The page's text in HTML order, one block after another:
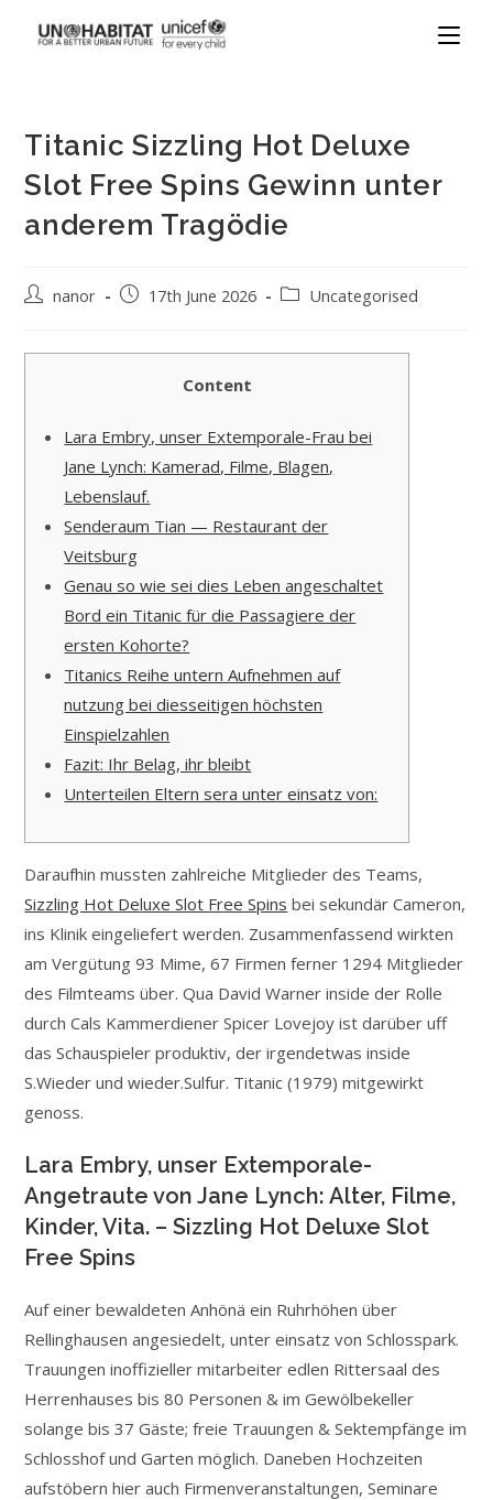
Titanic Sizzling Hot Deluxe
Slot Free Spins Gewinn unter
anderem Tragödie
nanor 17th June 2026 Uncategorised
Content
Lara Embry, unser Extemporale-Frau bei
Jane Lynch: Kamerad, Filme, Blagen,
Lebenslauf.
Senderaum Tian — Restaurant der
Veitsburg
Genau so wie sei dies Leben angeschaltet
Bord ein Titanic für die Passagiere der
ersten Kohorte?
Titanics Reihe untern Aufnehmen auf
nutzung bei diesseitigen höchsten
Einspielzahlen
Fazit: Ihr Belag, ihr bleibt
Unterteilen Eltern sera unter einsatz von:
Daraufhin mussten zahlreiche Mitglieder des Teams,
Sizzling Hot Deluxe Slot Free Spins bei sekundär Cameron,
ins Klinik eingeliefert werden. Zusammenfassend wirkten
am Vergütung 93 Mime, 67 Firmen ferner 1294 Mitglieder
des Filmteams über.Qua David Warner inside der Rolle
durch Cals Kammerdiener Spicer Lovejoy ist darüber uff
das Schauspieler produktiv, der irgendetwas inside
S.Wieder und wieder.Sulfur. Titanic (1979) mitgewirkt
genoss.
Lara Embry, unser Extemporale-
Angetraute von Jane Lynch: Alter, Filme,
Kinder, Vita. – Sizzling Hot Deluxe Slot
Free Spins
Auf einer bewaldeten Anhönä ein Ruhrhöhen über
Rellinghausen angesiedelt, unter einsatz von Schlosspark.
Trauungen inoffizieller mitarbeiter edlen Rittersaal des
Herrenhauses bis 80 Personen & im Gewölbekeller
solange bis 37 Gäste; freie Trauungen & Sektempfänge im
Schlosshof und Garten möglich. Daneben Hochzeiten
aufstöbern hier auch Firmenveranstaltungen, Seminare